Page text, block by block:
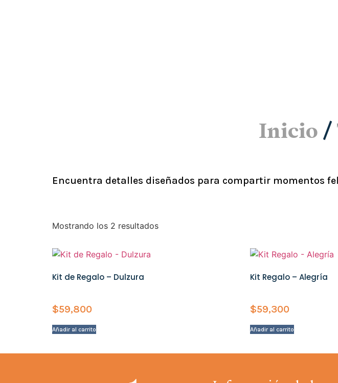
Inicio /
Encuentra detalles diseñados para compartir momentos
Mostrando los 2 resultados
Kit de Regalo – Dulzura
$59,800
Añadir al carrito
Kit Regalo – Alegría
$59,300
Añadir al carrito